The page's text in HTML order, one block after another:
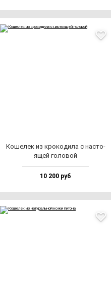
Коше­лек из кро­ко­ди­ла с нас­то­
ящей го­ло­вой
10 200 руб